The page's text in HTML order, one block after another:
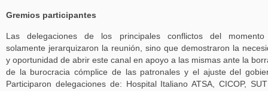
Gremios participantes
Las delegaciones de los principales conflictos del
solamente jerarquizaron la reunión, sino que demostraron la
y oportunidad de abrir este canal en apoyo a las mismas ante la
de la burocracia cómplice de las patronales y el ajuste del
Participaron delegaciones de: Hospital Italiano ATSA, CICOP,